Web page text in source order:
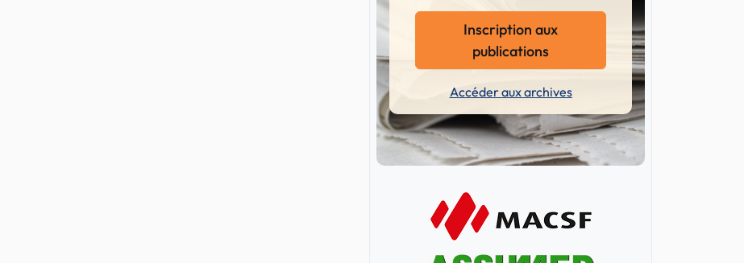
Inscription aux
publications
Accéder aux archives